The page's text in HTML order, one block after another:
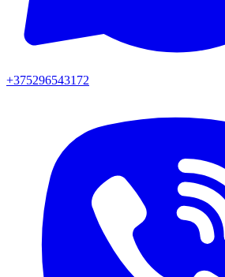
+375296543172